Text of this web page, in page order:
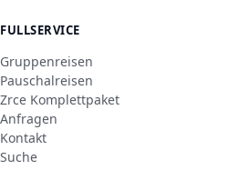
FULLSERVICE
Gruppenreisen
Pauschalreisen
Zrce Komplettpaket
Anfragen
Kontakt
Suche